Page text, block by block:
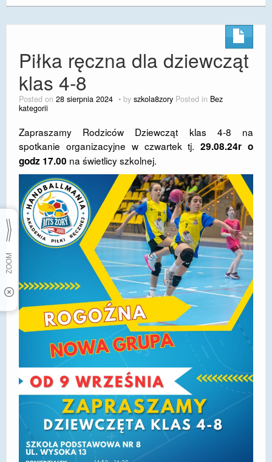
Piłka ręczna dla dziewcząt
klas 4-8
Posted on 28 sierpnia 2024 by szkola8zory Posted in Bez
kategorii
Zapraszamy Rodziców Dziewcząt klas 4-8 na
spotkanie organizacyjne w czwartek tj.29.08.24r o
godz 17.00 na świetlicy szkolnej.